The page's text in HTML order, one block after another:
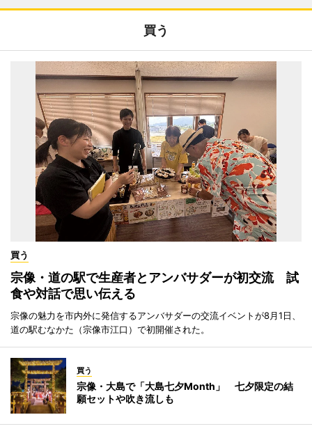
買う
買う
宗像・道の駅で生産者とアンバサダーが初交流 試
食や対話で思い伝える
宗像の魅力を市内外に発信するアンバサダーの交流イベントが8月1日、
道の駅むなかた（宗像市江口）で初開催された。
買う
宗像・大島で「大島七夕Month」 七夕限定の結
願セットや吹き流しも